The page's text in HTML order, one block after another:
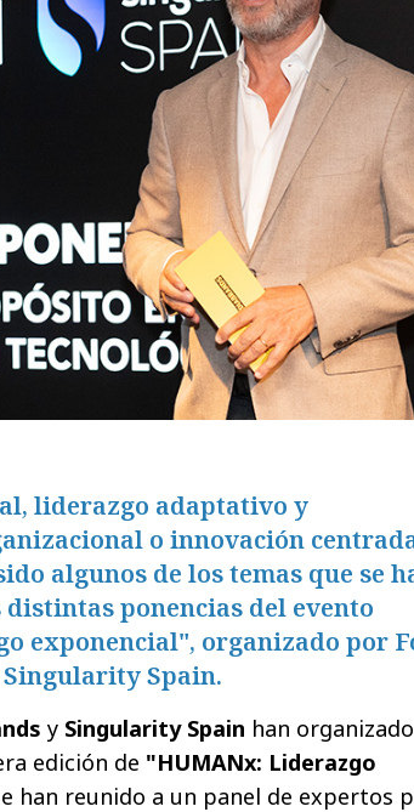
liderazgo adaptativo y
o innovación
algunos de los temas que se
ponencias del evento
exponencial", organizado por
Spain.
y Singularity Spain han
edición de "HUMANx: Liderazgo
han reunido a un panel de expertos